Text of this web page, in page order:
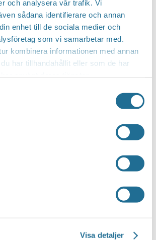
och analysera vår trafik. Vi
sådana identifierare och annan
enhet till de sociala medier och
som vi samarbetar med.
kombinera informationen med annan
har tillhandahållit eller som de har
Visa detaljer